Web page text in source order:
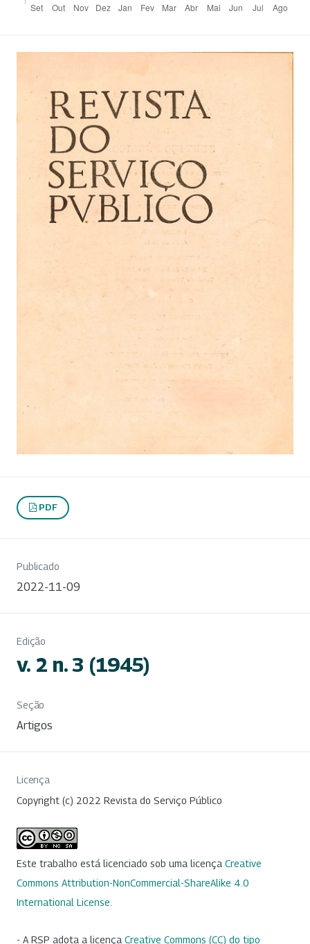
PDF
Publicado
2022-11-09
Edição
v. 2 n. 3 (1945)
Seção
Artigos
Licença
Copyright (c) 2022 Revista do Serviço Público
Este trabalho está licenciado sob uma licença Creative
Commons Attribution-NonCommercial-ShareAlike 4.0
International License
- A RSP adota a licença Creative Commons (CC) do tipo